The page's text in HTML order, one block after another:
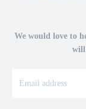
We would love to
will